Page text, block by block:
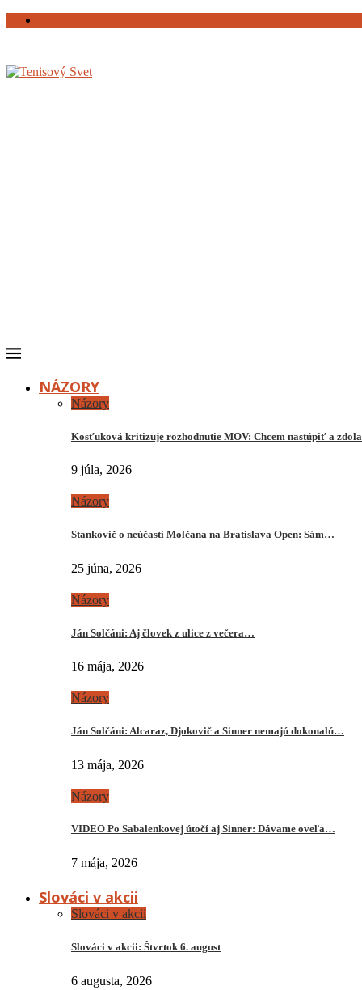
NÁZORY
Názory
Kosťuková kritizuje rozhodnutie MOV: Chcem nastúpiť a
9 júla, 2026
Názory
Stankovič o neúčasti Molčana na Bratislava Open: Sám…
25 júna, 2026
Názory
Ján Solčáni: Aj človek z ulice z večera…
16 mája, 2026
Názory
Ján Solčáni: Alcaraz, Djokovič a Sinner nemajú dokonalú…
13 mája, 2026
Názory
VIDEO Po Sabalenkovej útočí aj Sinner: Dávame oveľa…
7 mája, 2026
Slováci v akcii
Slováci v akcii
Slováci v akcii: Štvrtok 6. august
6 augusta, 2026